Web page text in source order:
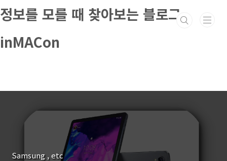
본문 바로가기
정보를 모를 때 찾아보는 블로그
inMACon
Samsung , etc